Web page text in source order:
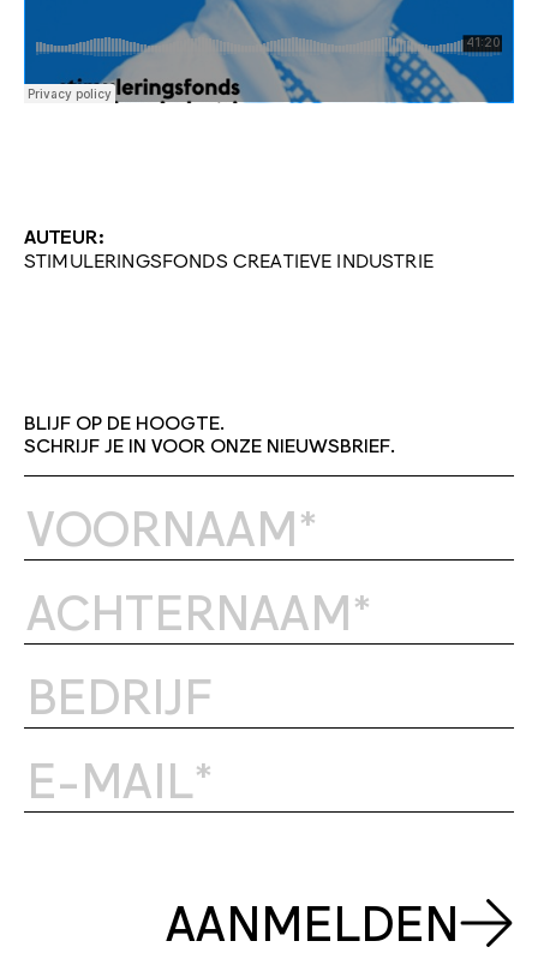
AUTEUR:
STIMULERINGSFONDS CREATIEVE INDUSTRIE
BLIJF OP DE HOOGTE.
SCHRIJF JE IN VOOR ONZE NIEUWSBRIEF.
AANMELDEN